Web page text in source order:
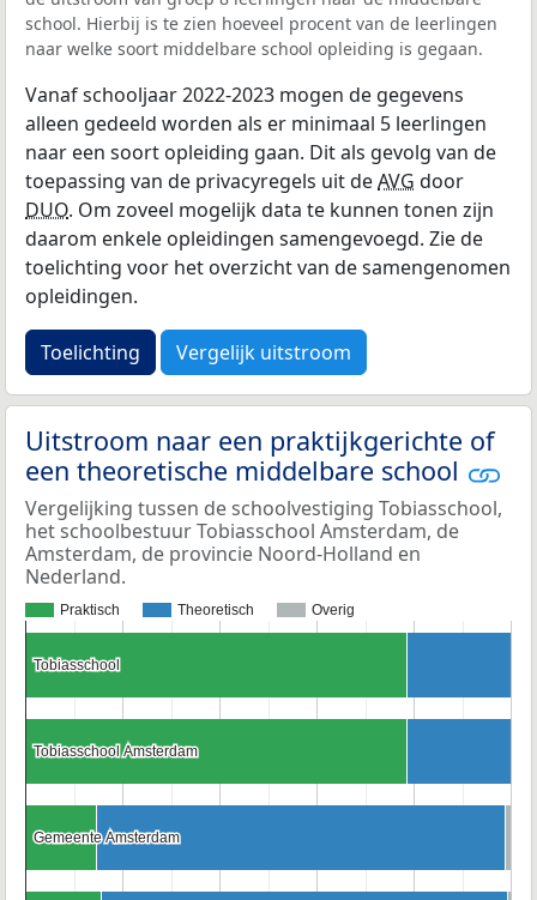
school. Hierbij is te zien hoeveel procent van de leerlingen
naar welke soort middelbare school opleiding is gegaan.
Vanaf schooljaar 2022-2023 mogen de gegevens
alleen gedeeld worden als er minimaal 5 leerlingen
naar een soort opleiding gaan. Dit als gevolg van de
toepassing van de privacyregels uit deAVG door
DUO. Om zoveel mogelijk data te kunnen tonen zijn
daarom enkele opleidingen samengevoegd. Zie de
toelichting voor het overzicht van de samengenomen
opleidingen.
Toelichting Vergelijk uitstroom
Uitstroom naar een praktijkgerichte of
een theoretische middelbare school
Vergelijking tussen de schoolvestiging Tobiasschool,
het schoolbestuur Tobiasschool Amsterdam, de
Amsterdam, de provincie Noord-Holland en
Nederland.
Praktisch Theoretisch Overig
Tobiasschool
Tobiasschool
Tobiasschool Amsterdam
Tobiasschool Amsterdam
Gemeente Amsterdam
Gemeente Amsterdam